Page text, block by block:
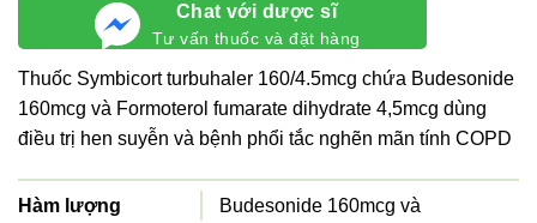
Chat với dược sĩ
Tư vấn thuốc và đặt hàng
Thuốc Symbicort turbuhaler 160/4.5mcg chứa Budesonide
160mcg và Formoterol fumarate dihydrate 4,5mcg dùng
điều trị hen suyễn và bệnh phổi tắc nghẽn mãn tính COPD
Hàm lượng
Budesonide 160mcg và